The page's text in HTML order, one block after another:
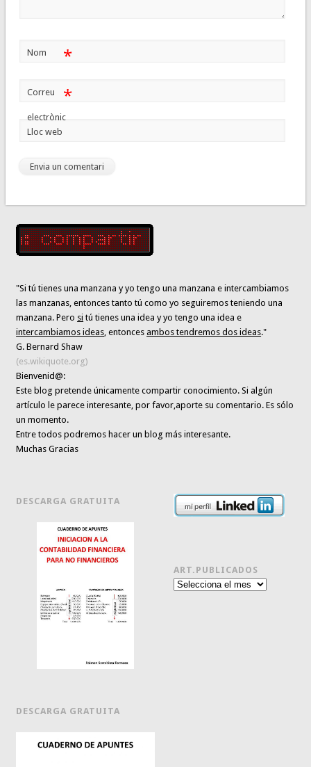
Nom *
Correu
electrònic
*
Lloc web
"Si tú tienes una manzana y yo tengo una manzana e intercambiamos
las manzanas, entonces tanto tú como yo seguiremos teniendo una
manzana. Pero si tú tienes una idea y yo tengo una idea e
intercambiamos ideas, entoncesambos tendremos dos ideas."
G. Bernard Shaw
(es.wikiquote.org)
Bienvenid@:
Este blog pretende únicamentecompartir conocimiento. Si algún
artículo le parece interesante,por favor,aporte su comentario. Es sólo
un momento.
Entre todos podremos hacer un blog más interesante.
Muchas Gracias
DESCARGA GRATUITA
DESCARGA GRATUITA
ART.PUBLICADOS
Art.publicados